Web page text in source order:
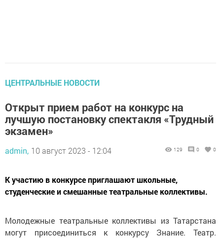
ЦЕНТРАЛЬНЫЕ НОВОСТИ
Открыт прием работ на конкурс на
лучшую постановку спектакля «Трудный
экзамен»
admin, 10 август 2023 - 12:04 129 0 0
К участию в конкурсе приглашают школьные,
студенческие и смешанные театральные коллективы.
Молодежные театральные коллективы из Татарстана
могут присоединиться к конкурсу Знание. Театр.